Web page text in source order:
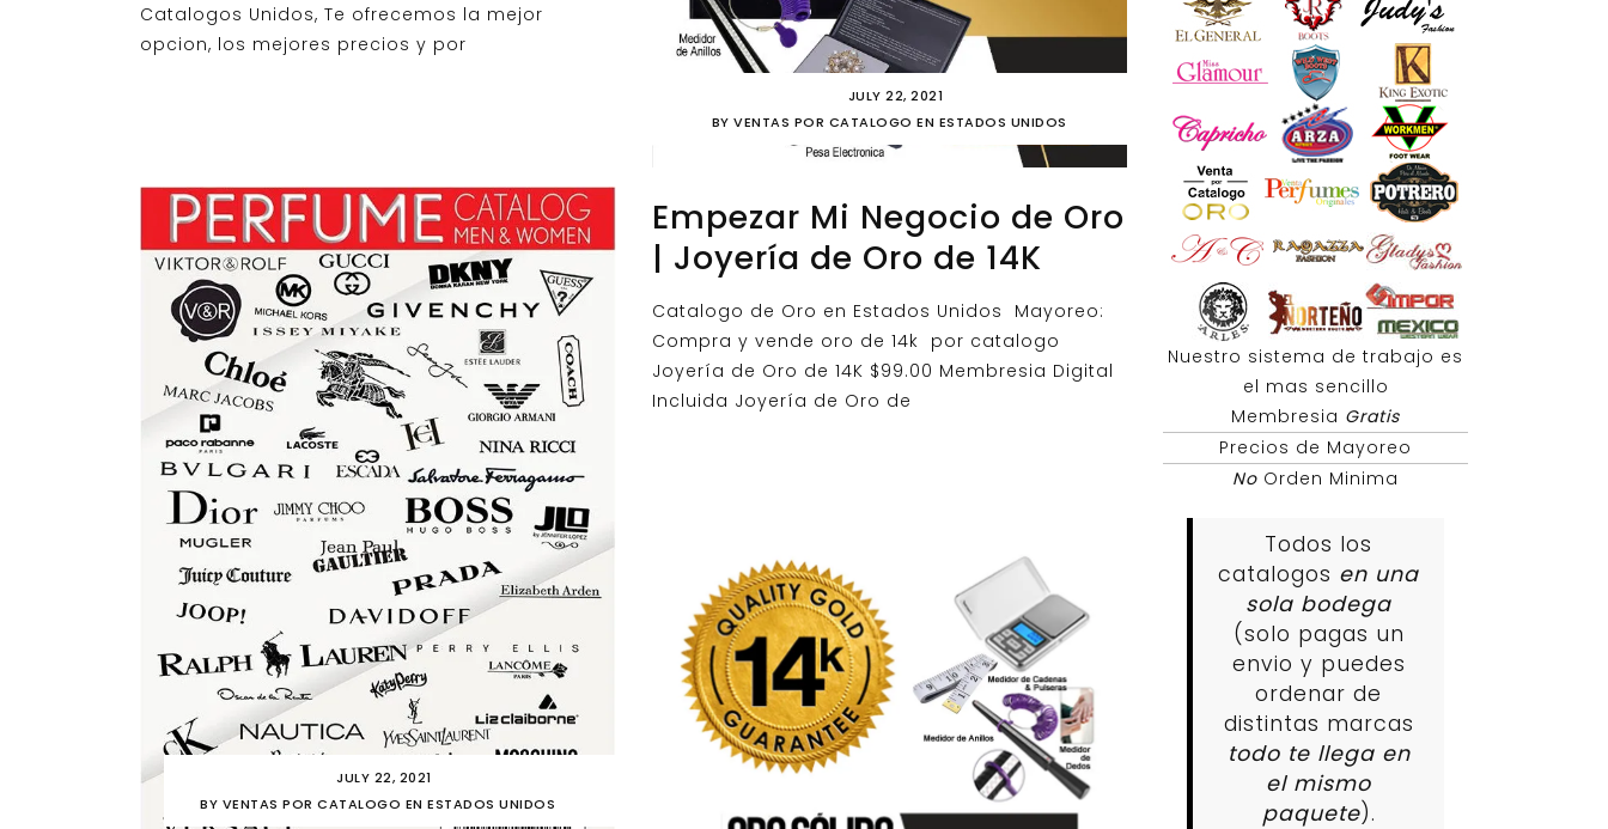
JULY 22, 2021
BYVENTAS POR CATALOGO EN ESTADOS UNIDOS
Empezar Mi Negocio de Oro
| Joyería de Oro de 14K
Catalogo de Oro en Estados Unidos ​Mayoreo:
Compra y vende oro de 14k por catalogo
Joyería de Oro de 14K $99.00 Membresia Digital
Incluida Joyería de Oro de
Catalogos Unidos, Te ofrecemos la mejor
opcion, los mejores precios y por
JULY 22, 2021
BY VENTAS POR CATALOGO EN ESTADOS UNIDOS
Nuestro sistema de trabajo es
el mas sencillo
Membresia Gratis
Precios de Mayoreo
No Orden Minima
Todos los
catalogos en una
sola bodega
(solo pagas un
envio y puedes
ordenar de
distintas marcas
todo te llega en
el mismo
paquete).